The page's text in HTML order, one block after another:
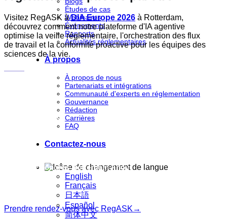
Études de cas
Webinaires
Événements
Rapports
Actualités réglementaires
À propos
À propos de nous
Partenariats et intégrations
Communauté d'experts en réglementation
Gouvernance
Rédaction
Carrières
FAQ
Contactez-nous
English
Français
日本語
Español
简体中文
Visitez RegASK àDIA Europe 2026 à Rotterdam,
découvrez comment notre plateforme d'IA agentive
optimise la veille réglementaire, l'orchestration des flux
de travail et la conformité proactive pour les équipes des
sciences de la vie.
24-26 mars 2026
Centre de congrès Rotterdam Ahoy
Prendre rendez-vous avec RegASK→